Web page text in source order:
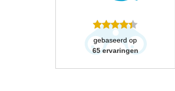
gebaseerd op
65 ervaringen